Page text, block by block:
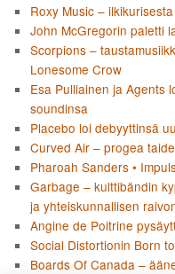
Roxy Music –
John McGregorin paletti
Scorpions –
Lonesome Crow
Esa Pulliainen ja Agents
soundinsa
Placebo loi debyyttinsä
Curved Air – progea
Pharoah Sanders •
Garbage – kulttibändin
ja yhteiskunnallisen
Angine de Poitrine
Social Distortionin Born
Boards Of Canada –